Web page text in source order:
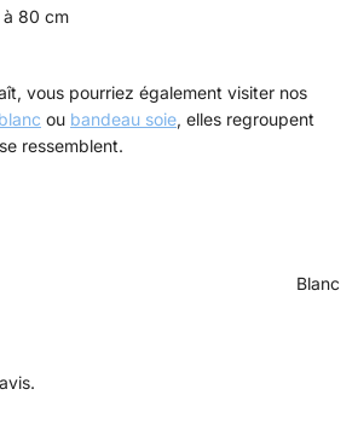
à 80 cm
vous pourriez également visiter nos
ou bandeau soie, elles regroupent
ressemblent.
Blanc